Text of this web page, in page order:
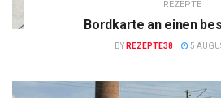
REZEPTE
Bordkarte an einen
BY REZEPTE38 5